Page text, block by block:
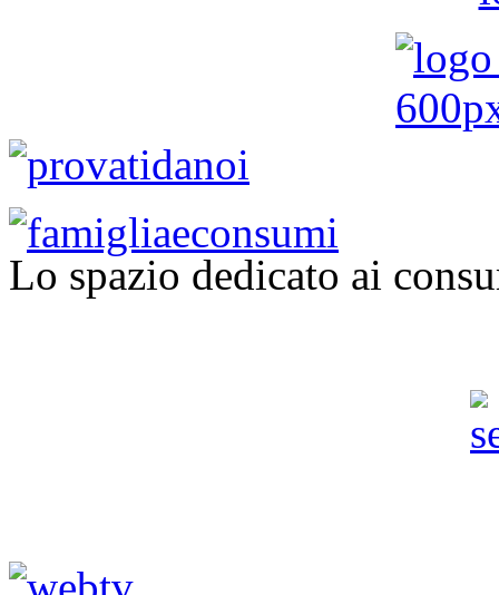
Lo spazio dedicato ai